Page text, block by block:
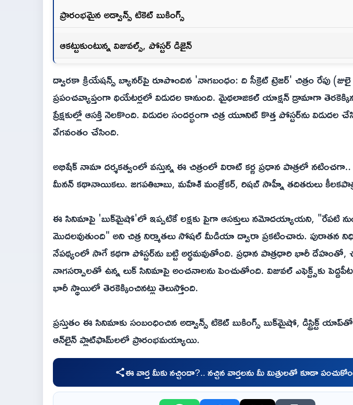
ప్రారంభమైన అడ్వాన్స్ టికెట్ బుకింగ్స్
ఆకట్టుకుంటున్న విజువల్స్, పోస్టర్ డిజైన్
ద్వారకా క్రియేషన్స్ బ్యానర్‌పై రూపొందిన 'నాగబంధం: ది సీక్రెట్ ట్రెజర్' చిత్రం రేపు
ప్రపంచవ్యాప్తంగా థియేటర్లలో విడుదల కానుంది. మైథలాజికల్ యాక్షన్ డ్రామాగా
ప్రేక్షకుల్లో ఆసక్తి నెలకొంది. విడుదల సందర్భంగా చిత్ర యూనిట్ కొత్త పోస్టర్‌ను విడుదల
వేగవంతం చేసింది.
అభిషేక్ నామా దర్శకత్వంలో వస్తున్న ఈ చిత్రంలో విరాట్ కర్ణ ప్రధాన పాత్రలో
మీనన్ కథానాయికలు. జగపతిబాబు, మహేశ్ మంజ్రేకర్, రిషబ్ సాహ్నీ తదితరులు
ఈ సినిమాపై 'బుక్‌మైషో'లో ఇప్పటికే లక్షకు పైగా ఆసక్తులు నమోదయ్యాయని, "రేపటి
మొదలవుతుంది" అని చిత్ర నిర్మాతలు సోషల్ మీడియా ద్వారా ప్రకటించారు. పురాతన
నేపథ్యంలో సాగే కథగా పోస్టర్‌ను బట్టి అర్థమవుతోంది. ప్రధాన పాత్రధారి భారీ దేహంతో,
నాగసర్పాలతో ఉన్న లుక్ సినిమాపై అంచనాలను పెంచుతోంది. విజువల్ ఎఫెక్ట్స్‌కు
భారీ స్థాయిలో తెరకెక్కించినట్లు తెలుస్తోంది.
ప్రస్తుతం ఈ సినిమాకు సంబంధించిన అడ్వాన్స్ టికెట్ బుకింగ్స్ బుక్‌మైషో, డిస్ట్రిక్ట్
ఆన్‌లైన్ ప్లాట్‌ఫామ్‌లలో ప్రారంభమయ్యాయి.
ఈ వార్త మీకు నచ్చిందా?.. నచ్చిన వార్తలను మీ మిత్రులతో కూడా